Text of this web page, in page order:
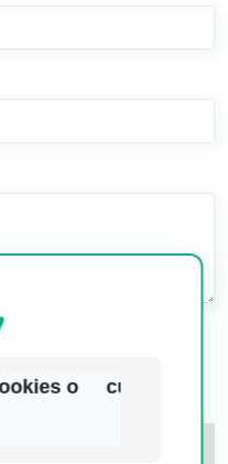
o     cualquier